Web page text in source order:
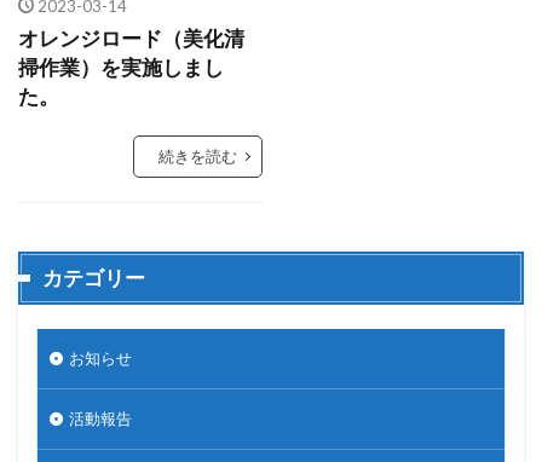
2023-03-14
オレンジロード（美化清
掃作業）を実施しまし
た。
続きを読む
カテゴリー
お知らせ
活動報告